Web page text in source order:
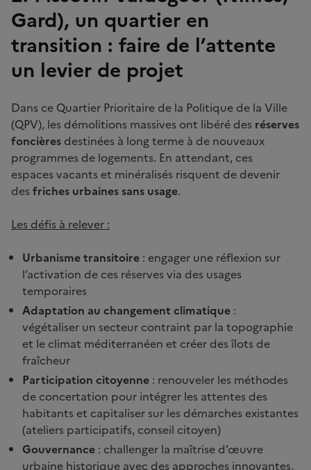
Gard), un quartier en
transition : faire de l’attente
un levier de projet
Dans ce Quartier Prioritaire de la Politique de la Ville
(QPV), les démolitions massives ont libéré des réserves
foncières destinées à long terme à de nouveaux
programmes de logements. En attendant, ces
espaces vacants et minéralisés risquent de devenir
desfriches urbaines sans usage.
Les défis à relever :
Urbanisme transitoire : engager une réflexion sur
l’activation de ces réserves via des usages
temporaires
Adaptation au changement climatique :
végétaliser un secteur contraint par la topographie
et le climat méditerranéen et créer des îlots de
fraîcheur
Participation citoyenne : renouveler les méthodes
de concertation pour intégrer les attentes des
habitants et capitaliser sur les démarches existantes
(ateliers participatifs, conseil citoyen)
Gouvernance : challenger la maîtrise d’œuvre
urbaine historique avec des approches innovantes,